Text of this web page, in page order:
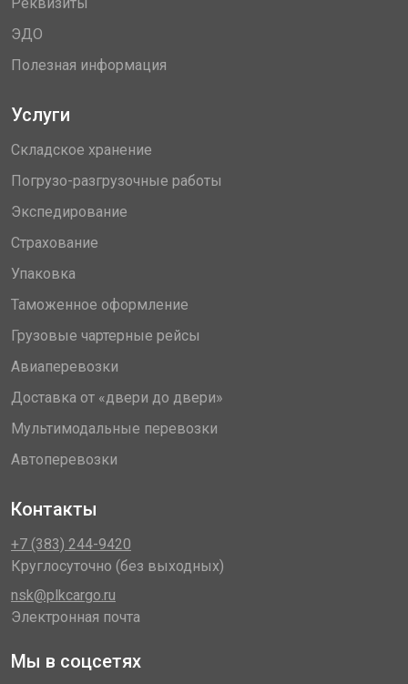
ЭДО
Полезная информация
Услуги
Складское хранение
Погрузо-разгрузочные работы
Экспедирование
Страхование
Упаковка
Таможенное оформление
Грузовые чартерные рейсы
Авиаперевозки
Доставка от «двери до двери»
Мультимодальные перевозки
Автоперевозки
Контакты
+7 (383) 244-9420
Круглосуточно (без выходных)
nsk@plkcargo.ru
Электронная почта
Мы в соцсетях